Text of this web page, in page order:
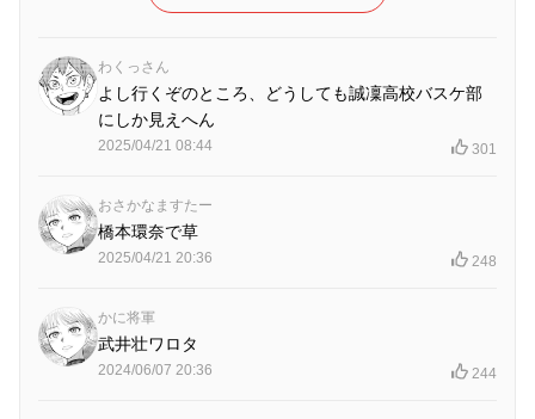
わくっさん
よし行くぞのところ、どうしても誠凜高校バスケ部
にしか見えへん
2025/04/21 08:44 301
おさかなますたー
橋本環奈で草
2025/04/21 20:36 248
かに将軍
武井壮ワロタ
2024/06/07 20:36 244